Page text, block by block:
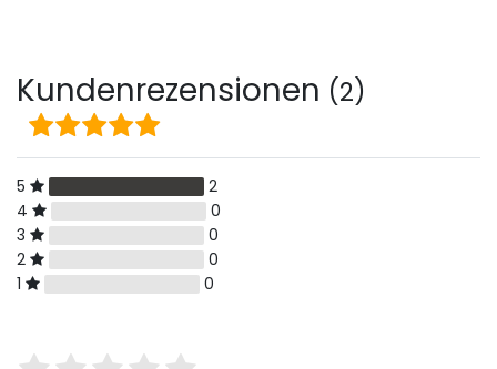
Kundenrezensionen (2)
5
2
4
0
3
0
2
0
1
0
Bewertungssterne